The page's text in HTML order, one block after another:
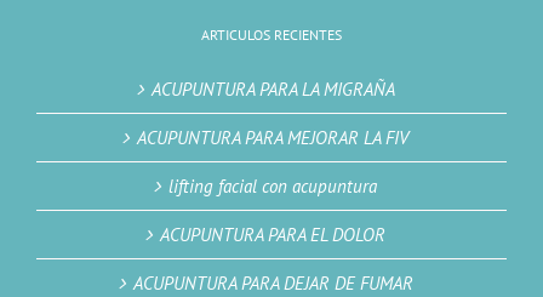
ARTICULOS RECIENTES
ACUPUNTURA PARA LA MIGRAÑA
ACUPUNTURA PARA MEJORAR LA FIV
lifting facial con acupuntura
ACUPUNTURA PARA EL DOLOR
ACUPUNTURA PARA DEJAR DE FUMAR